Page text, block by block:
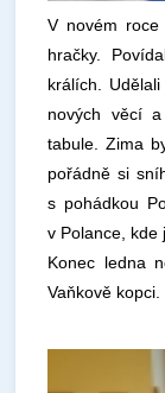
V novém
hračky.
králích.
nových věcí
tabule. Zima
pořádně si
s pohádkou
v Polance, kde
Konec ledna
Vaňkově kopci.